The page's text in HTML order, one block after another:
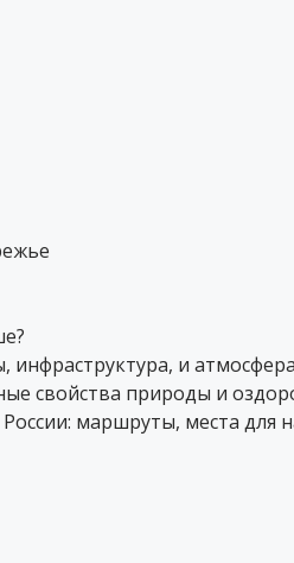
и атмосфера
свойства природы и
маршруты, места для